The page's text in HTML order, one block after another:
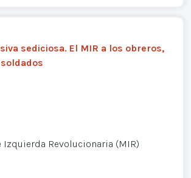
sediciosa. El MIR a los obreros,
Revolucionaria (MIR)